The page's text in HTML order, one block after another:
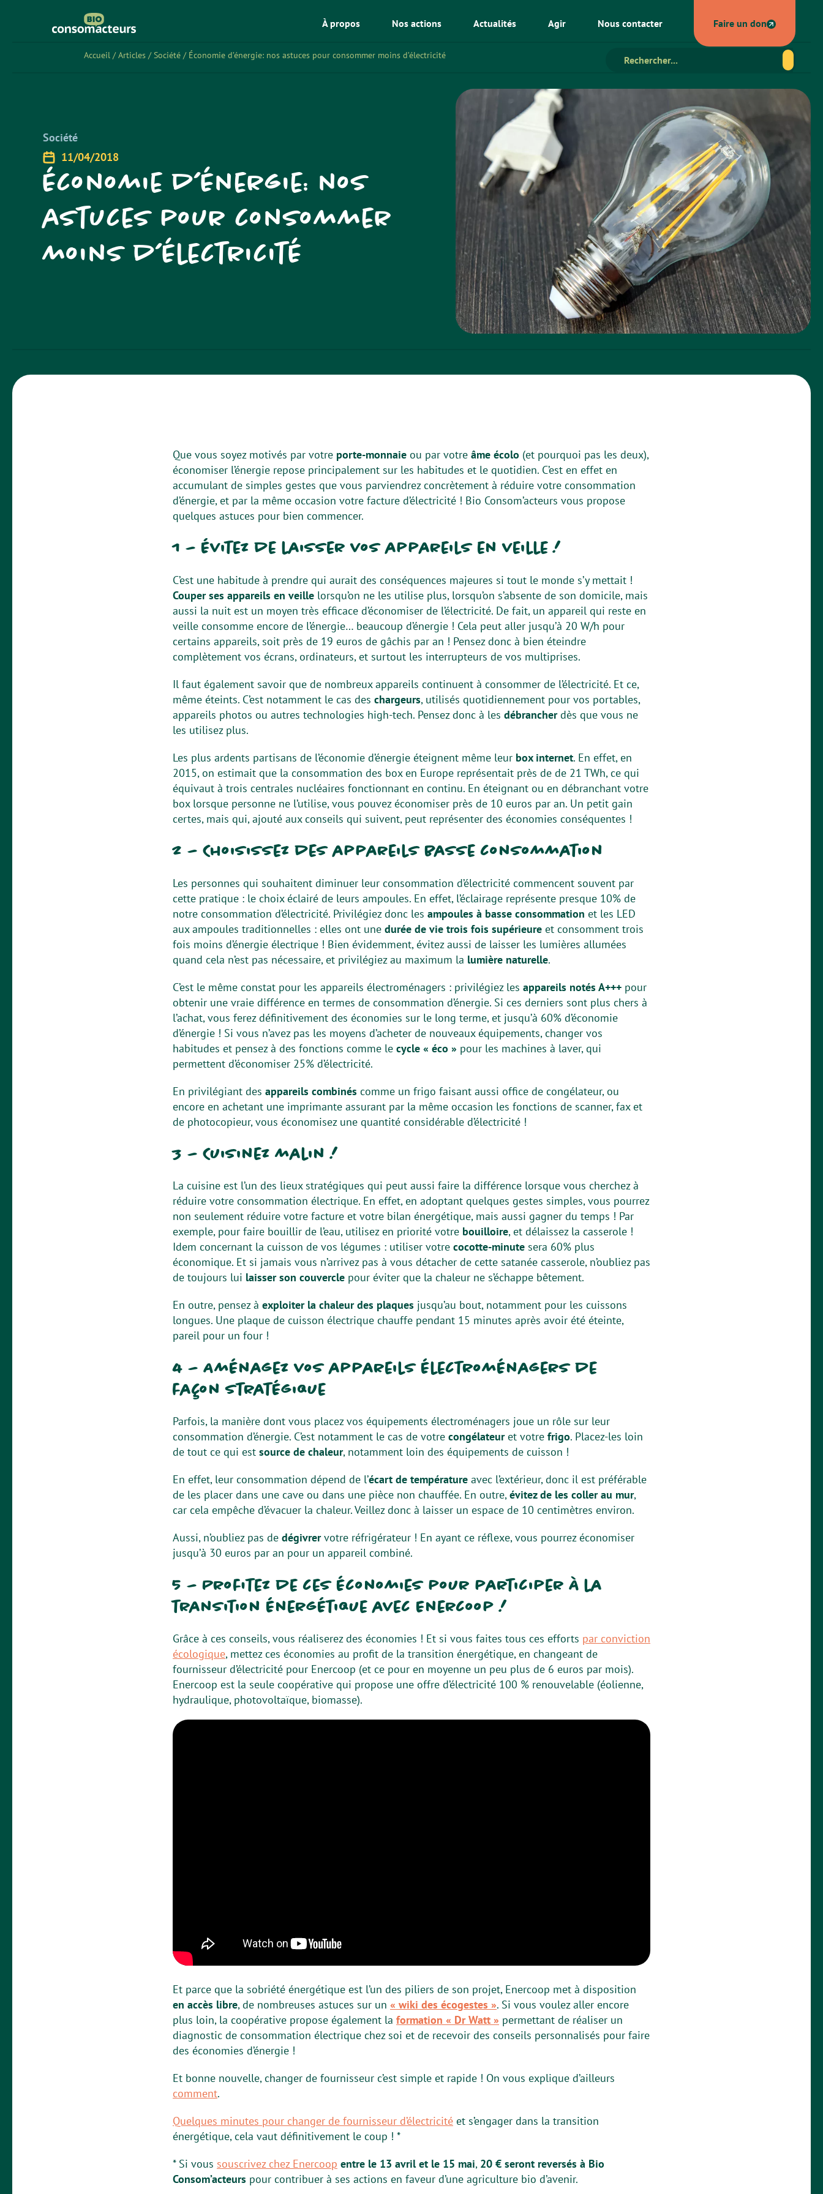
À propos Nos actions Actualités Agir Nous contacter Faire un don
Accueil /Articles /Société / Économie d’énergie: nos astuces pour consommer moins d’électricité
Société
11/04/2018
Économie d’énergie: nos
astuces pour consommer
moins d’électricité
Que vous soyez motivés par votre porte-monnaie ou par votre âme écolo (et pourquoi pas les deux),
économiser l’énergie repose principalement sur les habitudes et le quotidien. C’est en effet en
accumulant de simples gestes que vous parviendrez concrètement à réduire votre consommation
d’énergie, et par la même occasion votre facture d’électricité ! Bio Consom’acteurs vous propose
quelques astuces pour bien commencer.
1 – Évitez de laisser vos appareils en veille !
C’est une habitude à prendre qui aurait des conséquences majeures si tout le monde s’y mettait !
Couper ses appareils en veille lorsqu’on ne les utilise plus, lorsqu’on s’absente de son domicile, mais
aussi la nuit est un moyen très efficace d’économiser de l’électricité. De fait, un appareil qui reste en
veille consomme encore de l’énergie… beaucoup d’énergie ! Cela peut aller jusqu’à 20 W/h pour
certains appareils, soit près de 19 euros de gâchis par an ! Pensez donc à bien éteindre
complètement vos écrans, ordinateurs, et surtout les interrupteurs de vos multiprises.
Il faut également savoir que de nombreux appareils continuent à consommer de l’électricité. Et ce,
même éteints. C’est notamment le cas des chargeurs, utilisés quotidiennement pour vos portables,
appareils photos ou autres technologies high-tech. Pensez donc à les débrancherdès que vous ne
les utilisez plus.
Les plus ardents partisans de l’économie d’énergie éteignent même leur box internet. En effet, en
2015, on estimait que la consommation des box en Europe représentait près de de 21 TWh, ce qui
équivaut à trois centrales nucléaires fonctionnant en continu. En éteignant ou en débranchant votre
box lorsque personne ne l’utilise, vous pouvez économiser près de 10 euros par an. Un petit gain
certes, mais qui, ajouté aux conseils qui suivent, peut représenter des économies conséquentes !
2 – Choisissez des appareils basse consommation
Les personnes qui souhaitent diminuer leur consommation d’électricité commencent souvent par
cette pratique : le choix éclairé de leurs ampoules. En effet, l’éclairage représente presque 10% de
notre consommation d’électricité. Privilégiez donc les ampoules à basse consommation et les LED
aux ampoules traditionnelles : elles ont une durée de vie trois fois supérieure et consomment trois
fois moins d’énergie électrique ! Bien évidemment, évitez aussi de laisser les lumières allumées
quand cela n’est pas nécessaire, et privilégiez au maximum la lumière naturelle.
C’est le même constat pour les appareils électroménagers : privilégiez les appareils notés A+++ pour
obtenir une vraie différence en termes de consommation d’énergie. Si ces derniers sont plus chers à
l’achat, vous ferez définitivement des économies sur le long terme, et jusqu’à 60% d’économie
d’énergie ! Si vous n’avez pas les moyens d’acheter de nouveaux équipements, changer vos
habitudes et pensez à des fonctions comme le cycle « éco » pour les machines à laver, qui
permettent d’économiser 25% d’électricité.
En privilégiant des appareils combinés comme un frigo faisant aussi office de congélateur, ou
encore en achetant une imprimante assurant par la même occasion les fonctions de scanner, fax et
de photocopieur, vous économisez une quantité considérable d’électricité !
3 – Cuisinez malin !
La cuisine est l’un des lieux stratégiques qui peut aussi faire la différence lorsque vous cherchez à
réduire votre consommation électrique. En effet, en adoptant quelques gestes simples, vous pourrez
non seulement réduire votre facture et votre bilan énergétique, mais aussi gagner du temps ! Par
exemple, pour faire bouillir de l’eau, utilisez en priorité votre bouilloire, et délaissez la casserole !
Idem concernant la cuisson de vos légumes : utiliser votre cocotte-minute sera 60% plus
économique. Et si jamais vous n’arrivez pas à vous détacher de cette satanée casserole, n’oubliez pas
de toujours lui laisser son couvercle pour éviter que la chaleur ne s’échappe bêtement.
En outre, pensez à exploiter la chaleur des plaques jusqu’au bout, notamment pour les cuissons
longues. Une plaque de cuisson électrique chauffe pendant 15 minutes après avoir été éteinte,
pareil pour un four !
4 – Aménagez vos appareils électroménagers de
façon stratégique
Parfois, la manière dont vous placez vos équipements électroménagers joue un rôle sur leur
consommation d’énergie. C’est notamment le cas de votre congélateuret votre frigo. Placez-les loin
de tout ce qui est source de chaleur, notamment loin des équipements de cuisson !
En effet, leur consommation dépend de l’écart de température avec l’extérieur, donc il est préférable
de les placer dans une cave ou dans une pièce non chauffée. En outre,évitez de les coller au mur,
car cela empêche d’évacuer la chaleur. Veillez donc à laisser un espace de 10 centimètres environ.
Aussi, n’oubliez pas de dégivrervotre réfrigérateur ! En ayant ce réflexe, vous pourrez économiser
jusqu’à 30 euros par an pour un appareil combiné.
5 – Profitez de ces économies pour participer à la
transition énergétique avec Enercoop !
Grâce à ces conseils, vous réaliserez des économies ! Et si vous faites tous ces efforts par conviction
écologique, mettez ces économies au profit de la transition énergétique, en changeant de
fournisseur d’électricité pour Enercoop (et ce pour en moyenne un peu plus de 6 euros par mois).
Enercoop est la seule coopérative qui propose une offre d’électricité 100 % renouvelable (éolienne,
hydraulique, photovoltaïque, biomasse).
Et parce que la sobriété énergétique est l’un des piliers de son projet, Enercoop met à disposition
en accès libre, de nombreuses astuces sur un « wiki des écogestes ». Si vous voulez aller encore
plus loin, la coopérative propose également la formation « Dr Watt » permettant de réaliser un
diagnostic de consommation électrique chez soi et de recevoir des conseils personnalisés pour faire
des économies d’énergie !
Et bonne nouvelle, changer de fournisseur c’est simple et rapide ! On vous explique d’ailleurs
comment.
Quelques minutes pour changer de fournisseur d’électricité et s’engager dans la transition
énergétique, cela vaut définitivement le coup ! *
* Si vous souscrivez chez Enercoop entre le 13 avril et le 15 mai, 20 € seront reversés à Bio
Consom’acteurs pour contribuer à ses actions en faveur d’une agriculture bio d’avenir.